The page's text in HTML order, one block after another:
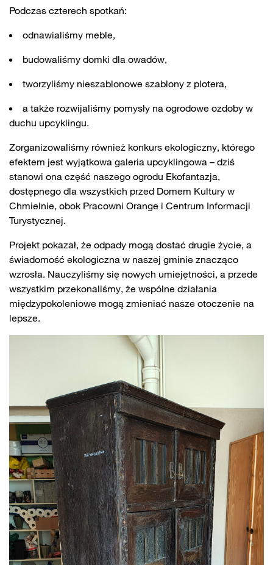
Podczas czterech spotkań:
odnawialiśmy meble,
budowaliśmy domki dla owadów,
tworzyliśmy nieszablonowe szablony z plotera,
a także rozwijaliśmy pomysły na ogrodowe ozdoby w
duchu upcyklingu.
Zorganizowaliśmy również konkurs ekologiczny, którego
efektem jest wyjątkowa galeria upcyklingowa – dziś
stanowi ona część naszego ogrodu Ekofantazja,
dostępnego dla wszystkich przed Domem Kultury w
Chmielnie, obok Pracowni Orange i Centrum Informacji
Turystycznej.
Projekt pokazał, że odpady mogą dostać drugie życie, a
świadomość ekologiczna w naszej gminie znacząco
wzrosła. Nauczyliśmy się nowych umiejętności, a przede
wszystkim przekonaliśmy, że wspólne działania
międzypokoleniowe mogą zmieniać nasze otoczenie na
lepsze.